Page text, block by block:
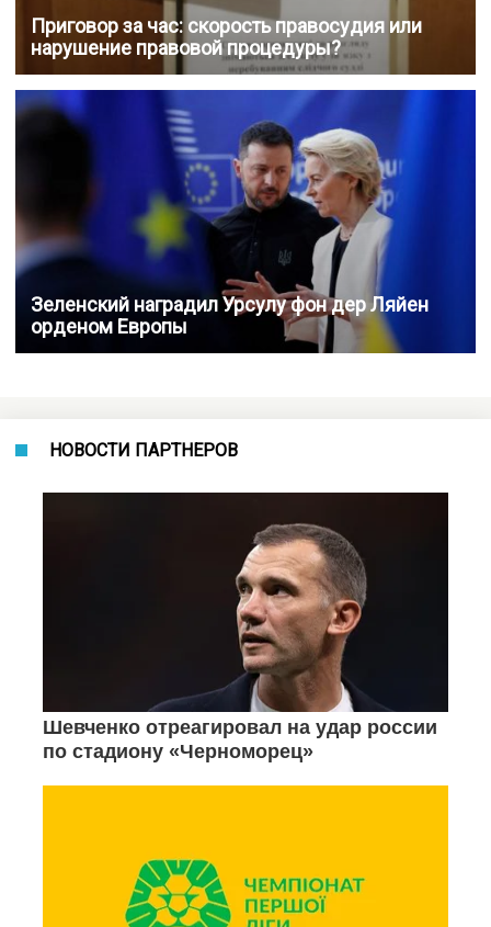
Приговор за час: скорость правосудия или
нарушение правовой процедуры?
Зеленский наградил Урсулу фон дер Ляйен
орденом Европы
НОВОСТИ ПАРТНЕРОВ